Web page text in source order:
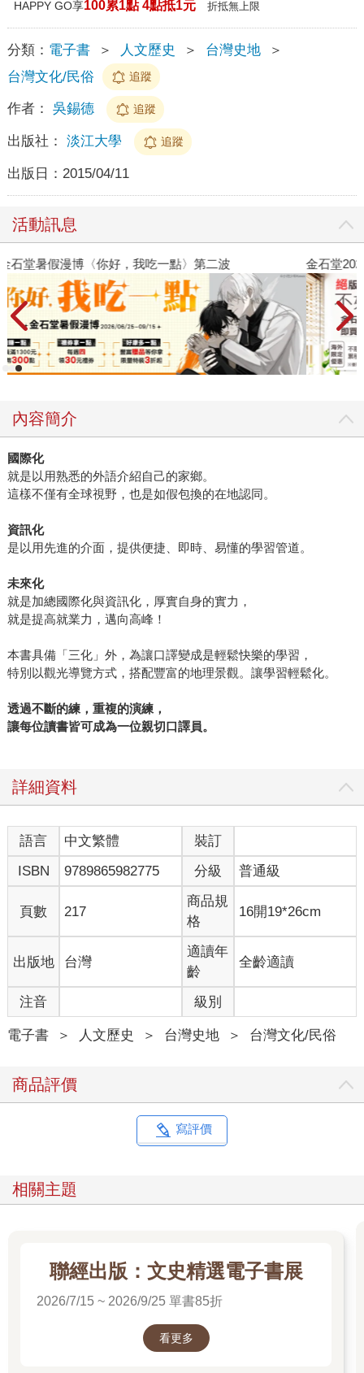
HAPPY GO享100累1點 4點抵1元 折抵無上限
分類： 電子書 ＞ 人文歷史 ＞ 台灣史地
＞
台灣文化/民俗
追蹤
作者： 吳錫德 追蹤
出版社： 淡江大學 追蹤
出版日： 2015/04/11
活動訊息
金石堂2026海外優惠：電子書
內容簡介
國際化
就是以用熟悉的外語介紹自己的家鄉。
這樣不僅有全球視野，也是如假包換的在地認同。
資訊化
是以用先進的介面，提供便捷、即時、易懂的學習管道。
未來化
就是加總國際化與資訊化，厚實自身的實力，
就是提高就業力，邁向高峰！
本書具備「三化」外，為讓口譯變成是輕鬆快樂的學習，
特別以觀光導覽方式，搭配豐富的地理景觀。讓學習輕鬆化。
透過不斷的練，重複的演練，
讓每位讀書皆可成為一位親切口譯員。
詳細資料
語言 中文繁體
裝訂
ISBN
9789865982775 分級 普通級
頁數 217
商品規
格
16開19*26cm
出版地 台灣
適讀年
齡
全齡適讀
注音 級別
電子書 ＞ 人文歷史 ＞ 台灣史地 ＞ 台灣文化/民俗
商品評價
寫評價
相關主題
聯經出版：文史精選電子書展
2026/7/15 ~ 2026/9/25 單書85折
看更多